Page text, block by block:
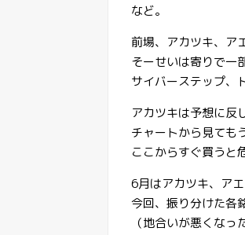
など。
前場、アカツキ、ア
そーせいは寄りで一
サイバーステップ、
アカツキは予想に反
チャートから見ても
ここからすぐ買うと
6月はアカツキ、ア
今回、振り分けた各
（地合いが悪くなっ